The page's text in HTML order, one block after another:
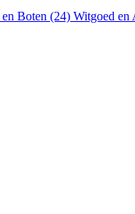
Boten (24) Witgoed en